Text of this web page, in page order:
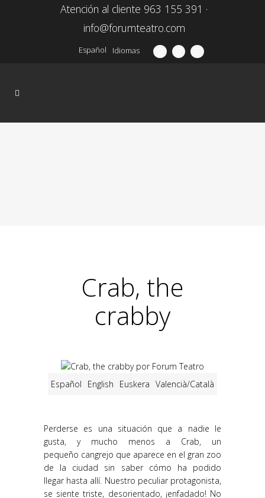
Atención al cliente 963 155 391 ·
info@forumteatro.com
Idiomas
Español
Crab, the
crabby
Español English Euskera Valencià/Català
Perderse es una situación que a nadie le
gusta, y mucho menos a Crab, un
pequeño cangrejo que aparece en el gran zoo
de la ciudad sin saber cómo ha podido
llegar hasta allí. Nuestro peculiar protagonista,
se siente triste, desorientado, ¡enfadado! No